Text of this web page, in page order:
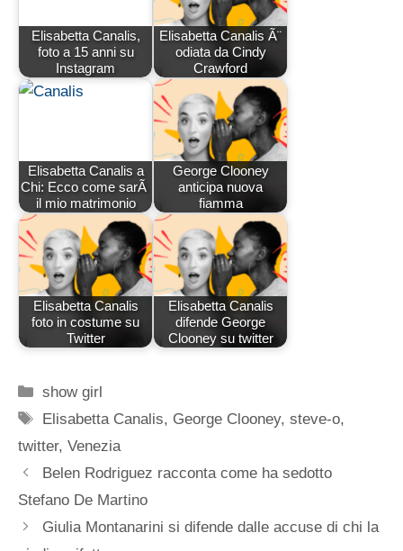
Elisabetta Canalis,
foto a 15 anni su
Instagram
Elisabetta Canalis Ã¨
odiata da Cindy
Crawford
Elisabetta Canalis a
Chi: Ecco come sarÃ
il mio matrimonio
George Clooney
anticipa nuova
fiamma
Elisabetta Canalis
foto in costume su
Twitter
Elisabetta Canalis
difende George
Clooney su twitter
Categorie
show girl
Tag
Elisabetta Canalis, George Clooney,steve-o,
twitter, Venezia
Belen Rodriguez racconta come ha sedotto
Stefano De Martino
Giulia Montanarini si difende dalle accuse di chi la